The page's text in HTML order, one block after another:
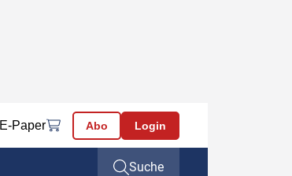
E-Paper Abo Login
Suche